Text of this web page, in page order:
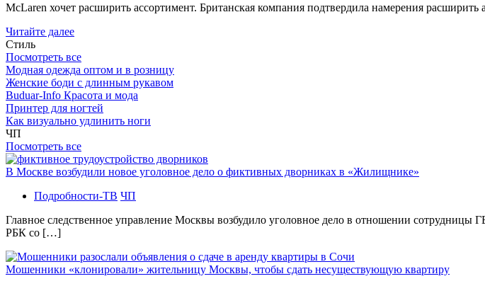
McLaren хочет расширить ассортимент. Британская компания подтвердила намерения
Читайте далее
Стиль
Посмотреть все
Модная одежда оптом и в розницу
Женские боди с длинным рукавом
Buduar-Info Красота и мода
Принтер для ногтей
Как визуально удлинить ноги
ЧП
Посмотреть все
В Москве возбудили новое уголовное дело о фиктивных дворниках в «Жилищнике»
Подробности-ТВ ЧП
Главное следственное управление Москвы возбудило уголовное дело в отношении
РБК со […]
Мошенники «клонировали» жительницу Москвы, чтобы сдать несуществующую квартиру